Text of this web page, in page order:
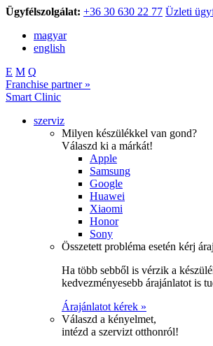
Ügyfélszolgálat: +36 30 630 22 77 Üzleti
magyar
english
E M Q
Franchise partner »
Smart Clinic
szerviz
Milyen készülékkel van gond?
Válaszd ki a márkát!
Apple
Samsung
Google
Huawei
Xiaomi
Honor
Sony
Összetett probléma esetén kérj
Ha több sebből is vérzik a
kedvezményesebb árajánlatot is
Árajánlatot kérek »
Válaszd a kényelmet,
intézd a szervizt otthonról!